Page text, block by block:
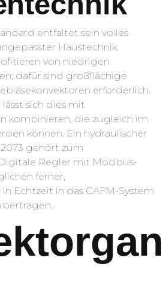
entfaltet sein volles
Haustechnik.
von niedrigen
dafür sind großflächige
erforderlich.
sich dies mit
kombinieren, die zugleich im
können. Ein hydraulischer
gehört zum
Regler mit Modbus-
ferner,
Echtzeit in das CAFM-System